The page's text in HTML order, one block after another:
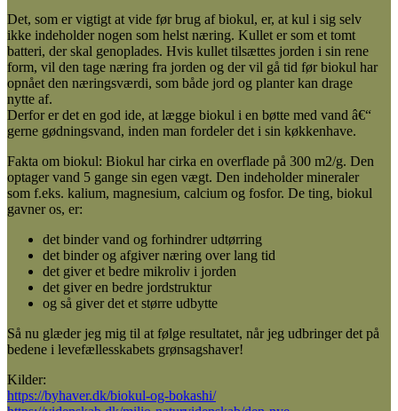
Det, som er vigtigt at vide før brug af biokul, er, at kul i sig selv
ikke indeholder nogen som helst næring. Kullet er som et tomt
batteri, der skal genoplades. Hvis kullet tilsættes jorden i sin rene
form, vil den tage næring fra jorden og der vil gå tid før biokul har
opnået den næringsværdi, som både jord og planter kan drage
nytte af.
Derfor er det en god ide, at lægge biokul i en bøtte med vand â€“
gerne gødningsvand, inden man fordeler det i sin køkkenhave.
Fakta om biokul: Biokul har cirka en overflade på 300 m2/g. Den
optager vand 5 gange sin egen vægt. Den indeholder mineraler
som f.eks. kalium, magnesium, calcium og fosfor. De ting, biokul
gavner os, er:
det binder vand og forhindrer udtørring
det binder og afgiver næring over lang tid
det giver et bedre mikroliv i jorden
det giver en bedre jordstruktur
og så giver det et større udbytte
Så nu glæder jeg mig til at følge resultatet, når jeg udbringer det på
bedene i levefællesskabets grønsagshaver!
Kilder:
https://byhaver.dk/biokul-og-bokashi/